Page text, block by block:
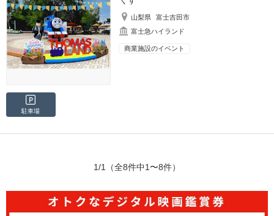
山梨県
富士吉田市
富士急ハイランド
商業施設のイベント
駐車場
1/1 （全8件中1〜8件）